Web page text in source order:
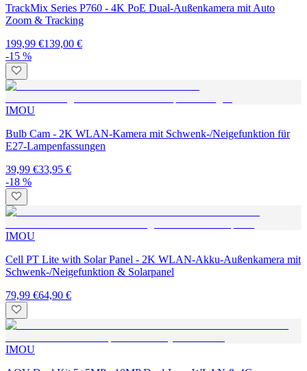
TrackMix Series P760 - 4K PoE Dual-Außenkamera mit Auto
Zoom & Tracking
199,99 €139,00 €
-15 %
IMOU
Bulb Cam - 2K WLAN-Kamera mit Schwenk-/Neigefunktion für
E27-Lampenfassungen
39,99 €33,95 €
-18 %
IMOU
Cell PT Lite with Solar Panel - 2K WLAN-Akku-Außenkamera mit
Schwenk-/Neigefunktion & Solarpanel
79,99 €64,90 €
IMOU